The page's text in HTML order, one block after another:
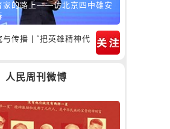
家的路上——访北京四中雄安
与传播 | “把英雄精神代
人民周刊微博